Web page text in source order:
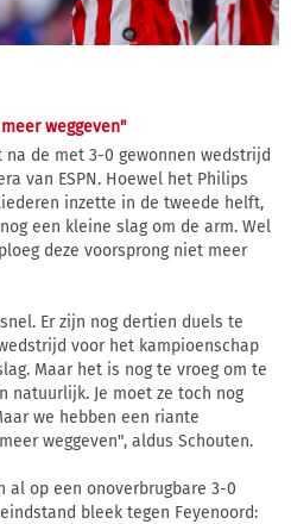
weggeven"
na de met 3-0 gewonnen wedstrijd
van ESPN. Hoewel het Philips
inzette in de tweede helft,
een kleine slag om de arm. Wel
deze voorsprong niet meer
Er zijn nog dertien duels te
voor het kampioenschap
Maar het is nog te vroeg om te
natuurlijk. Je moet ze toch nog
we hebben een riante
weggeven", aldus Schouten.
al op een onoverbrugbare 3-0
bleek tegen Feyenoord: